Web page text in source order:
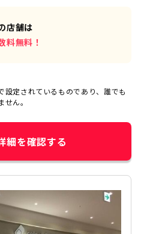
店舗は
料無料！
設定されているものであり、誰でも
ん。
細を確認する